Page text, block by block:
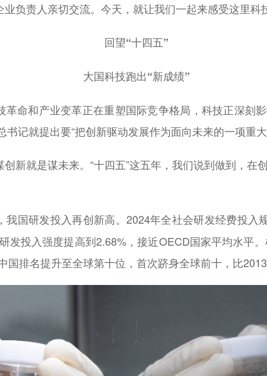
负责人亲切交流。今天，就让我们一起来感受这里科
回望“十四五”
大国科技跑出“新成绩”
革命和产业变革正在重塑国际竞争格局，科技正深刻
记就提出要“把创新驱动发展作为面向未来的一项重大
新就是谋未来。“十四五”这五年，我们说到做到，在
国研发投入再创新高。 2024年全社会研发经费投入
发投入强度提高到2.68%，接近OECD国家平均水平
国排名提升至全球第十位，首次跻身全球前十，比2013